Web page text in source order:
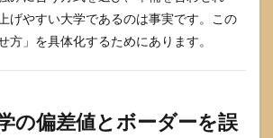
げやすい大学であるのは事実です。この
方」を具体化するためにあります。
の偏差値とボーダーを誤